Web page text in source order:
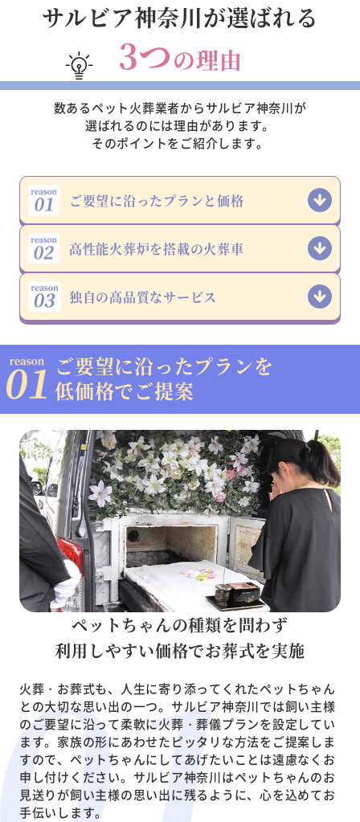
サルビア神奈川が選ばれる
3つの理由
数あるペット火葬業者からサルビア神奈川が
選ばれるのには理由があります。
そのポイントをご紹介します。
ご要望に沿ったプランと価格
高性能火葬炉を搭載の火葬車
独自の高品質なサービス
ご要望に沿ったプランを
低価格でご提案
ペットちゃんの種類を問わず
利用しやすい価格でお葬式を実施
火葬・お葬式も、人生に寄り添ってくれたペットちゃん
との大切な思い出の一つ。サルビア神奈川では飼い主様
のご要望に沿って柔軟に火葬・葬儀プランを設定してい
ます。家族の形にあわせたピッタリな方法をご提案しま
すので、ペットちゃんにしてあげたいことは遠慮なくお
申し付けください。サルビア神奈川はペットちゃんのお
見送りが飼い主様の思い出に残るように、心を込めてお
手伝いします。